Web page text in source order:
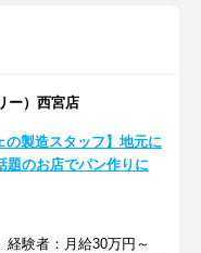
ー）西宮店
の製造スタッフ】地元に
題のお店でパン作りに
経験者：月給30万円～